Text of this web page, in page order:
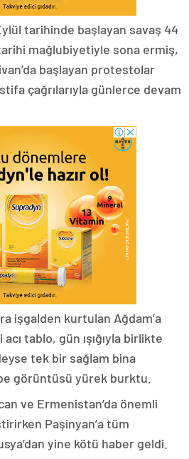
tarihinde başlayan savaş 44
mağlubiyetiyle sona ermiş,
başlayan protestolar
çağrılarıyla günlerce devam
işgalden kurtulan Ağdam’a
tablo, gün ışığıyla birlikte
tek bir sağlam bina
görüntüsü yürek burktu.
ve Ermenistan’da önemli
Paşinyan’a tüm
yine kötü haber geldi.